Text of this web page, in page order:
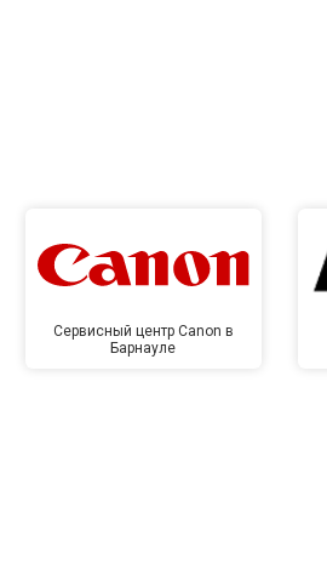
Сервисный центр Canon в
Барнауле